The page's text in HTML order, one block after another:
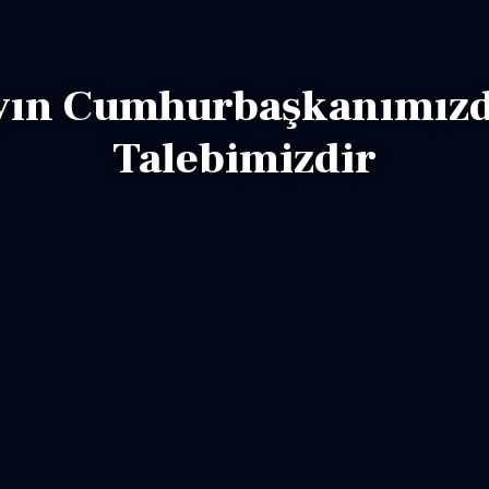
Talebimizdir